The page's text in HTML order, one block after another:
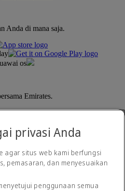
Anda di mana saja.
os
Emirates.
privasi Anda
agar situs web kami berfungsi
pemasaran, dan menyesuaikan
penggunaan semua